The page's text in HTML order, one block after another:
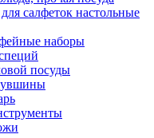
салфеток настольные
наборы
посуды